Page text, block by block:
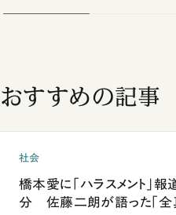
おすすめの記事
社会
橋本愛に「ハラスメント」
分 佐藤二朗が語った「全